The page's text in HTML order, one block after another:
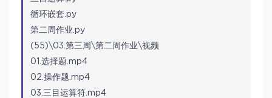
循环嵌套.py
第二周作业.py
(55)\03.第三周\第二周作业\视频
01.选择题.mp4
02.操作题.mp4
03.三目运算符.mp4